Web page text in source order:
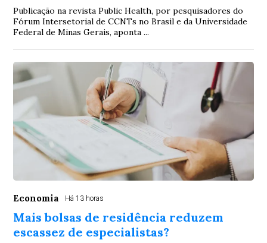
Publicação na revista Public Health, por pesquisadores do
Fórum Intersetorial de CCNTs no Brasil e da Universidade
Federal de Minas Gerais, aponta ...
Economia Há 13 horas
Mais bolsas de residência reduzem
escassez de especialistas?